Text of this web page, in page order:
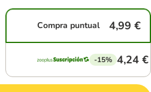
Compra puntual 4,99 €
-15% 4,24 €